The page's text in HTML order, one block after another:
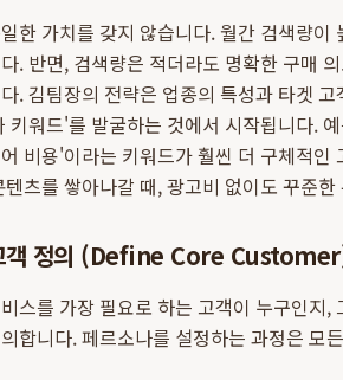
한 가치를 갖지 않습니다. 월간 검색량
. 반면, 검색량은 적더라도 명확한 구매
. 김팀장의 전략은 업종의 특성과 타겟
키워드'를 발굴하는 것에서 시작됩니다.
비용'이라는 키워드가 훨씬 더 구체적
츠를 쌓아나갈 때, 광고비 없이도 꾸준
객 정의 (Define Core
스를 가장 필요로 하는 고객이 누구인지
합니다. 페르소나를 설정하는 과정은 모